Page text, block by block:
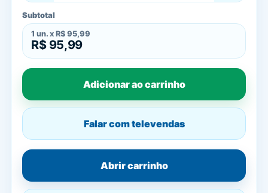
Subtotal
1 un. x R$ 95,99
R$ 95,99
Adicionar ao carrinho
Falar com televendas
Abrir carrinho